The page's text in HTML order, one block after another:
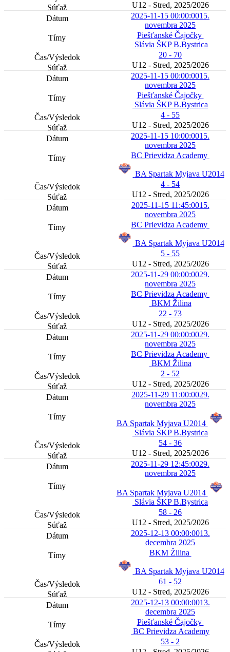
U12 - Stred, 2025/2026
2025-11-15 00:00:0015.
novembra 2025
Piešťanské Čajočky
Slávia ŠKP B.Bystrica
20 - 70
U12 - Stred, 2025/2026
2025-11-15 00:00:0015.
novembra 2025
Piešťanské Čajočky
Slávia ŠKP B.Bystrica
4 - 55
U12 - Stred, 2025/2026
2025-11-15 10:00:0015.
novembra 2025
BC Prievidza Academy
BA Spartak Myjava U2014
4 - 54
U12 - Stred, 2025/2026
2025-11-15 11:45:0015.
novembra 2025
BC Prievidza Academy
BA Spartak Myjava U2014
5 - 55
U12 - Stred, 2025/2026
2025-11-29 00:00:0029.
novembra 2025
BC Prievidza Academy
BKM Žilina
22 - 73
U12 - Stred, 2025/2026
2025-11-29 00:00:0029.
novembra 2025
BC Prievidza Academy
BKM Žilina
2 - 52
U12 - Stred, 2025/2026
2025-11-29 11:00:0029.
novembra 2025
BA Spartak Myjava U2014
Slávia ŠKP B.Bystrica
54 - 36
U12 - Stred, 2025/2026
2025-11-29 12:45:0029.
novembra 2025
BA Spartak Myjava U2014
Slávia ŠKP B.Bystrica
58 - 26
U12 - Stred, 2025/2026
2025-12-13 00:00:0013.
decembra 2025
BKM Žilina
BA Spartak Myjava U2014
61 - 52
U12 - Stred, 2025/2026
2025-12-13 00:00:0013.
decembra 2025
Piešťanské Čajočky
BC Prievidza Academy
53 - 2